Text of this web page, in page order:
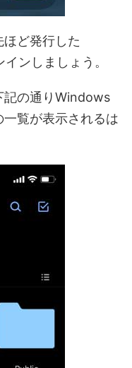
ど発行した
ンしましょう。
記の通りWindows
覧が表示されるは